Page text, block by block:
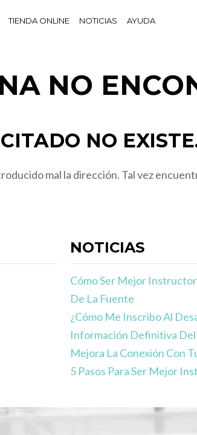
TIENDA ONLINE NOTICIAS AYUDA
NO
NO
mal la dirección. Tal vez
NOTICIAS
Cómo Ser Mejor
De La Fuente
¿Cómo Me Inscribo Al
Información Definitiva
Mejora La Conexión Con
5 Pasos Para Ser Mejor